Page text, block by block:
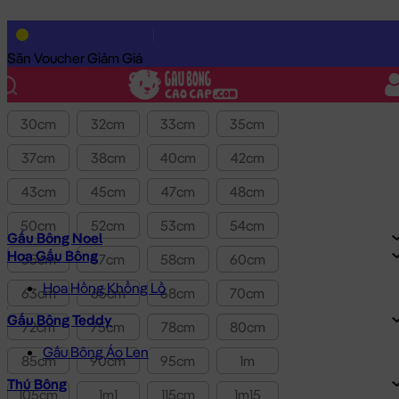
Săn Voucher Giảm Giá
Gấu Bông Noel
Hoa Gấu Bông
Hoa Hồng Khổng Lồ
Gấu Bông Teddy
Gấu Bông Áo Len
Thú Bông
Lọc theo Giá SP:
Giá
Kích thước
30cm 32cm 33cm
35cm
37cm
38cm 40cm
42cm
43cm
45cm 47cm
48cm
50cm
52cm 53cm
54cm
55cm
57cm 58cm
60cm
63cm
65cm 68cm
70cm
72cm
75cm 78cm
80cm
85cm
90cm 95cm
1m
105cm
1m1 115cm
1m15